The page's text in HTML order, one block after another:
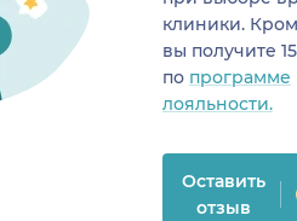
клиники.
вы получите
по программе
лояльности.
Оставить
отзыв